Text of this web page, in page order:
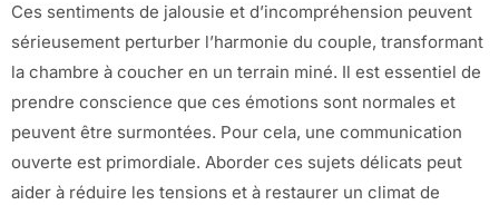
Ces sentiments de jalousie et d’incompréhension peuvent
sérieusement perturber l’harmonie du couple, transformant
la chambre à coucher en un terrain miné. Il est essentiel de
prendre conscience que ces émotions sont normales et
peuvent être surmontées. Pour cela, une communication
ouverte est primordiale. Aborder ces sujets délicats peut
aider à réduire les tensions et à restaurer un climat de